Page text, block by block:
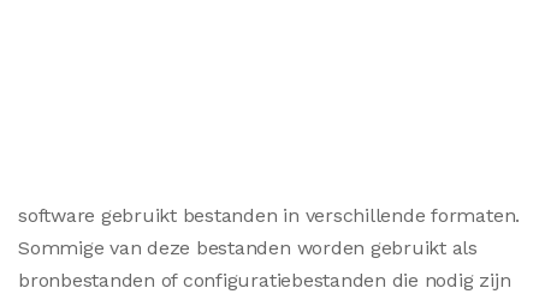
software gebruikt bestanden in verschillende formaten.
Sommige van deze bestanden worden gebruikt als
bronbestanden of configuratiebestanden die nodig zijn